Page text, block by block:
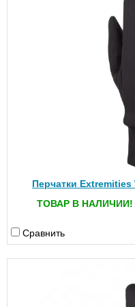
Перчатки
ТОВАР В НАЛИЧИИ!
Сравнить